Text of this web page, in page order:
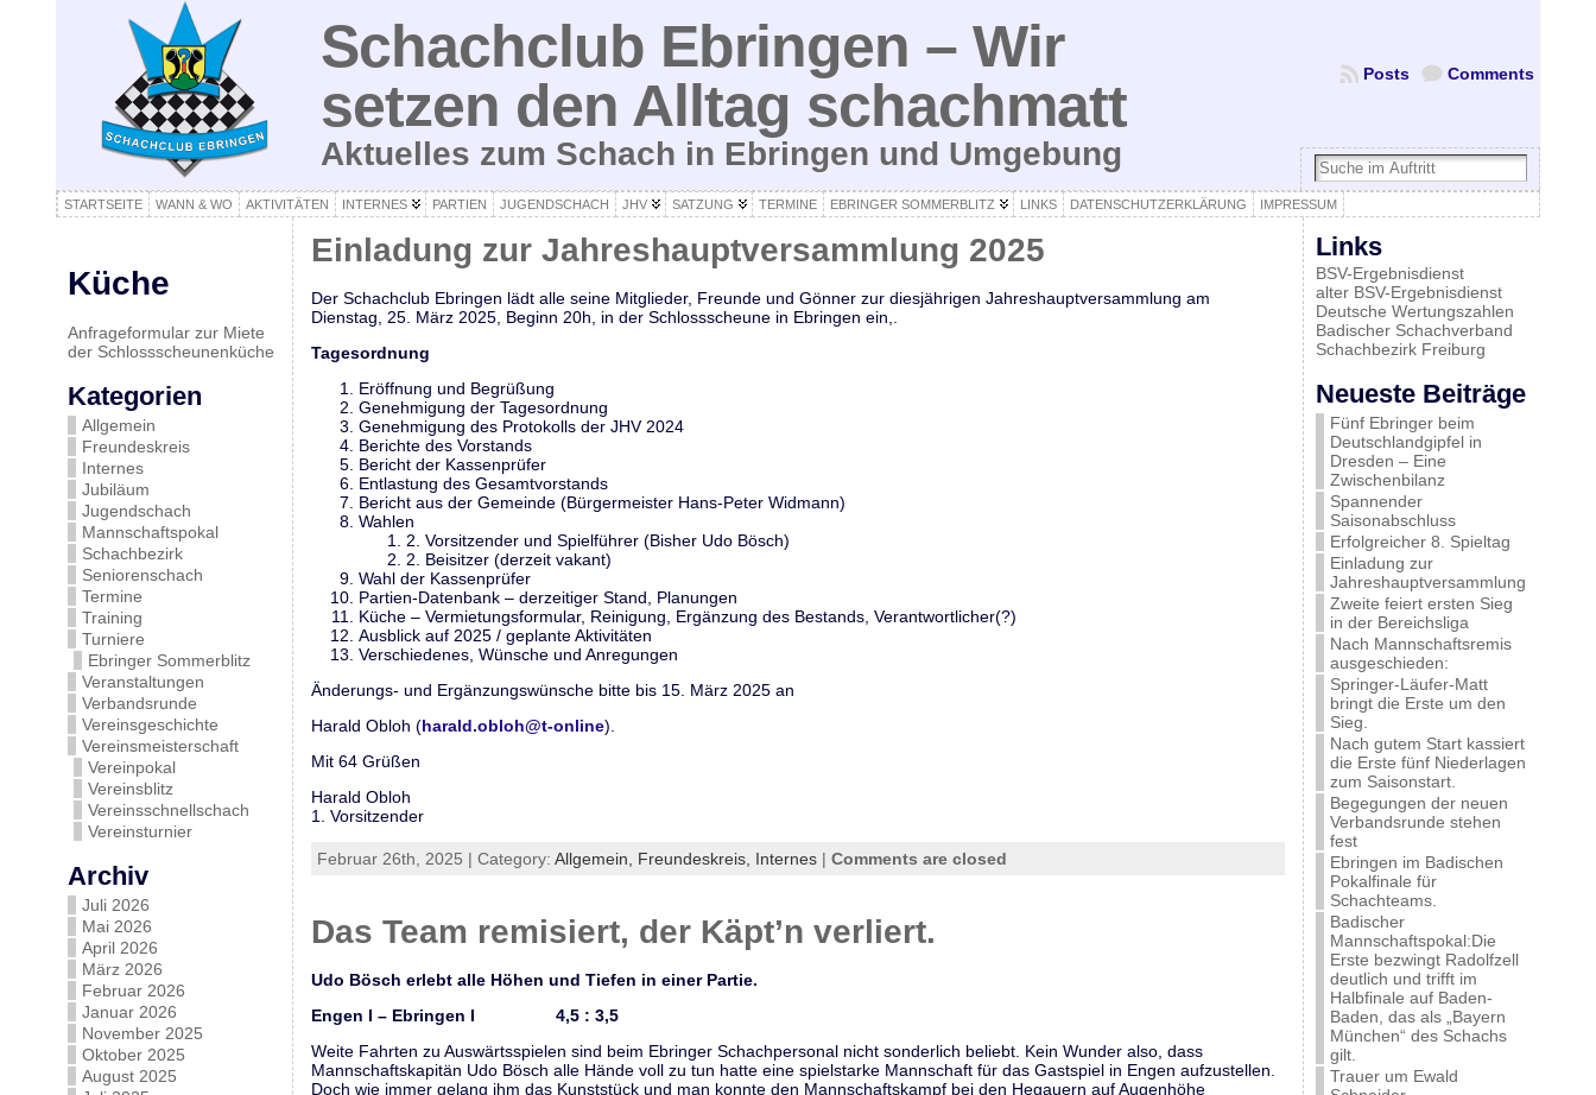
Schachclub Ebringen – Wir
setzen den Alltag schachmatt
Aktuelles zum Schach in Ebringen und Umgebung
Comments
Posts
STARTSEITE WANN & WO AKTIVITÄTEN INTERNES PARTIEN JUGENDSCHACH JHV SATZUNG TERMINE EBRINGER SOMMERBLITZ LINKS DATENSCHUTZERKLÄRUNG IMPRESSUM
Küche
Anfrageformular zur Miete
der Schlossscheunenküche
Kategorien
Allgemein
Freundeskreis
Internes
Jubiläum
Jugendschach
Mannschaftspokal
Schachbezirk
Seniorenschach
Termine
Training
Turniere
Ebringer Sommerblitz
Veranstaltungen
Verbandsrunde
Vereinsgeschichte
Vereinsmeisterschaft
Vereinpokal
Vereinsblitz
Vereinsschnellschach
Vereinsturnier
Archiv
Juli 2026
Mai 2026
April 2026
März 2026
Februar 2026
Januar 2026
November 2025
Oktober 2025
August 2025
Einladung zur Jahreshauptversammlung 2025
Der Schachclub Ebringen lädt alle seine Mitglieder, Freunde und Gönner zur diesjährigen Jahreshauptversammlung am
Dienstag, 25. März 2025, Beginn 20h, in der Schlossscheune in Ebringen ein,.
Tagesordnung
Eröffnung und Begrüßung
Genehmigung der Tagesordnung
Genehmigung des Protokolls der JHV 2024
Berichte des Vorstands
Bericht der Kassenprüfer
Entlastung des Gesamtvorstands
Bericht aus der Gemeinde (Bürgermeister Hans-Peter Widmann)
Wahlen
2. Vorsitzender und Spielführer (Bisher Udo Bösch)
2. Beisitzer (derzeit vakant)
Wahl der Kassenprüfer
Partien-Datenbank – derzeitiger Stand, Planungen
Küche – Vermietungsformular, Reinigung, Ergänzung des Bestands, Verantwortlicher(?)
Ausblick auf 2025 / geplante Aktivitäten
Verschiedenes, Wünsche und Anregungen
Änderungs- und Ergänzungswünsche bitte bis 15. März 2025 an
Harald Obloh (harald.obloh@t-online).
Mit 64 Grüßen
Harald Obloh
1. Vorsitzender
Februar 26th, 2025 | Category: Allgemein, Freundeskreis, Internes | Comments are closed
Das Team remisiert, der Käpt’n verliert.
Udo Bösch erlebt alle Höhen und Tiefen in einer Partie.
Engen I – Ebringen I 4,5 : 3,5
Weite Fahrten zu Auswärtsspielen sind beim Ebringer Schachpersonal nicht sonderlich beliebt. Kein Wunder also, dass
Mannschaftskapitän Udo Bösch alle Hände voll zu tun hatte eine spielstarke Mannschaft für das Gastspiel in Engen aufzustellen.
Doch wie immer gelang ihm das Kunststück und man konnte den Mannschaftskampf bei den Hegauern auf Augenhöhe
Links
BSV-Ergebnisdienst
alter BSV-Ergebnisdienst
Deutsche Wertungszahlen
Badischer Schachverband
Schachbezirk Freiburg
Neueste Beiträge
Fünf Ebringer beim
Deutschlandgipfel in
Dresden – Eine
Zwischenbilanz
Spannender
Saisonabschluss
Erfolgreicher 8. Spieltag
Einladung zur
Jahreshauptversammlung
Zweite feiert ersten Sieg
in der Bereichsliga
Nach Mannschaftsremis
ausgeschieden:
Springer-Läufer-Matt
bringt die Erste um den
Sieg.
Nach gutem Start kassiert
die Erste fünf Niederlagen
zum Saisonstart.
Begegungen der neuen
Verbandsrunde stehen
fest
Ebringen im Badischen
Pokalfinale für
Schachteams.
Badischer
Mannschaftspokal:Die
Erste bezwingt Radolfzell
deutlich und trifft im
Halbfinale auf Baden-
Baden, das als „Bayern
München“ des Schachs
gilt.
Trauer um Ewald